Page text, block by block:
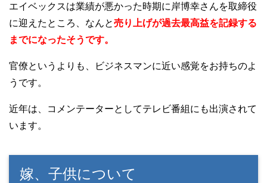
エイベックスは業績が悪かった時期に岸博幸さんを取締役
に迎えたところ、なんと売り上げが過去最高益を記録する
までになったそうです。
官僚というよりも、ビジネスマンに近い感覚をお持ちのよ
うです。
近年は、コメンテーターとしてテレビ番組にも出演されて
います。
嫁、子供について